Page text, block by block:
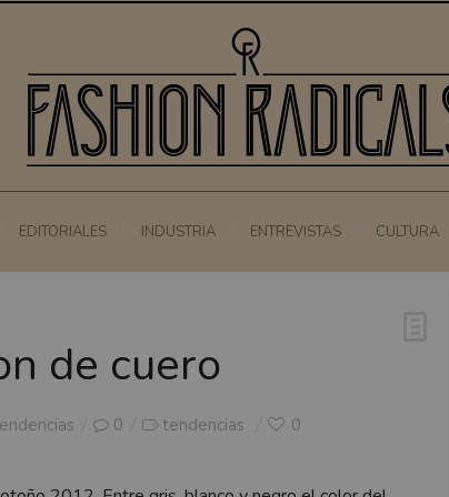
EDITORIALES INDUSTRIA ENTREVISTAS CULTURA
de cuero
0 tendencias 0